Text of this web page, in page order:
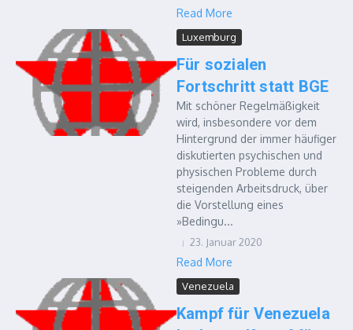
Read More
Luxemburg
Für sozialen
Fortschritt statt BGE
Mit schöner Regelmäßigkeit
wird, insbesondere vor dem
Hintergrund der immer häufiger
diskutierten psychischen und
physischen Probleme durch
steigenden Arbeitsdruck, über
die Vorstellung eines
»Bedingu...
23. Januar 2020
Read More
Venezuela
Kampf für Venezuela